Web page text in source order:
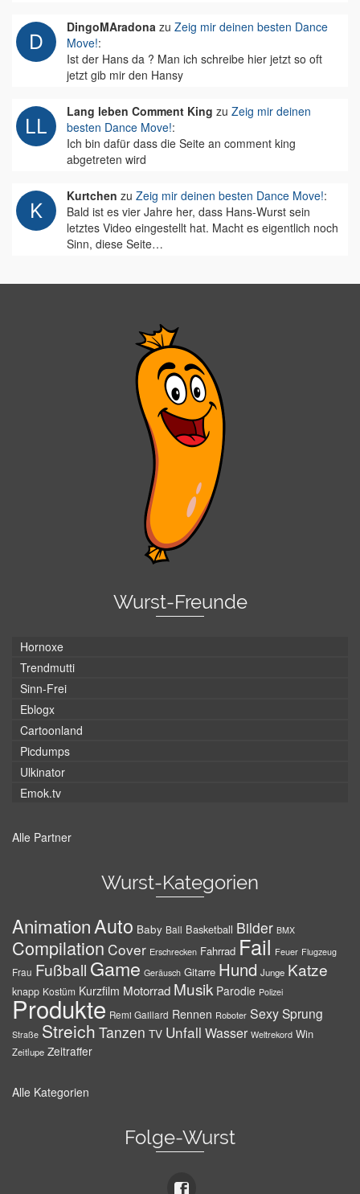
DingoMAradona zu Zeig mir deinen besten Dance
Move!:
Ist der Hans da ? Man ich schreibe hier jetzt so oft
jetzt gib mir den Hansy
Lang leben Comment King zu Zeig mir deinen
besten Dance Move!:
Ich bin dafür dass die Seite an comment king
abgetreten wird
Kurtchen zu Zeig mir deinen besten Dance Move!:
Bald ist es vier Jahre her, dass Hans-Wurst sein
letztes Video eingestellt hat. Macht es eigentlich noch
Sinn, diese Seite…
Wurst-Freunde
Hornoxe
Trendmutti
Sinn-Frei
Eblogx
Cartoonland
Picdumps
Ulkinator
Emok.tv
Alle Partner
Wurst-Kategorien
AnimationAuto Baby Ball Basketball Bilder BMX
Compilation Cover Erschrecken Fahrrad Fail Feuer Flugzeug
Frau Fußball Game Geräusch Gitarre Hund Junge Katze
knapp Kostüm Kurzfilm Motorrad Musik Parodie Polizei
Produkte Remi Gaillard Rennen Roboter SexySprung
Straße Streich Tanzen TV Unfall Wasser Weltrekord Win
Zeitlupe Zeitraffer
Alle Kategorien
Folge-Wurst